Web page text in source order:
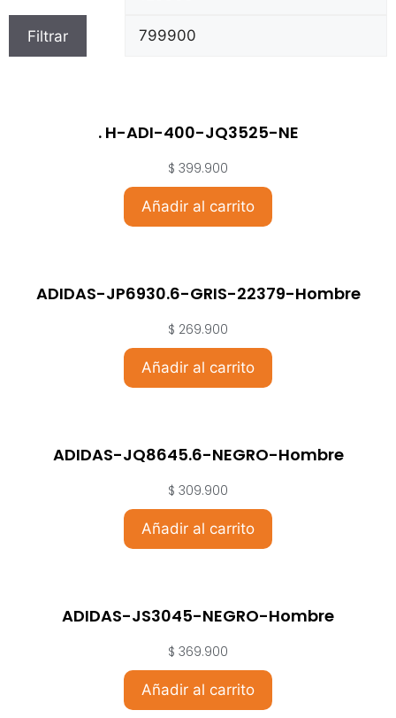
Filtrar
. H-ADI-400-JQ3525-NE
$ 399.900
Añadir al carrito
ADIDAS-JP6930.6-GRIS-22379-Hombre
$ 269.900
Añadir al carrito
ADIDAS-JQ8645.6-NEGRO-Hombre
$ 309.900
Añadir al carrito
ADIDAS-JS3045-NEGRO-Hombre
$ 369.900
Añadir al carrito